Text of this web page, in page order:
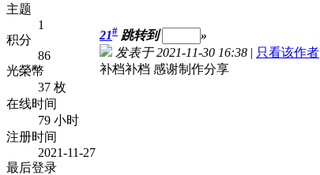
主题
1
积分
86
光榮幣
37 枚
在线时间
79 小时
注册时间
2021-11-27
最后登录
21# 跳转到
»
发表于 2021-11-30 16:38 | 只看该作者
补档补档 感谢制作分享